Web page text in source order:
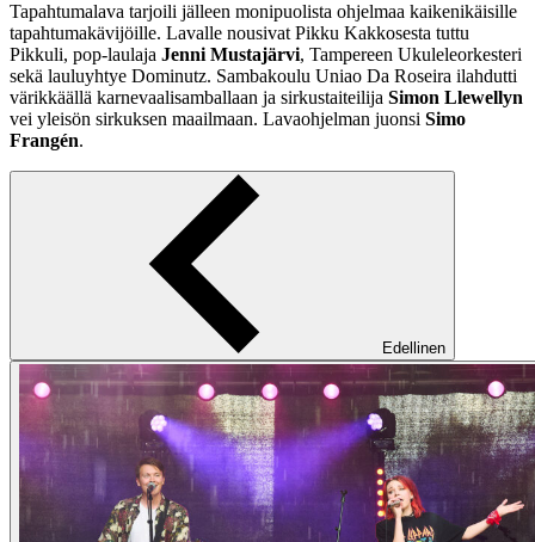
Tapahtumalava tarjoili jälleen monipuolista ohjelmaa kaikenikäisille
tapahtumakävijöille. Lavalle nousivat Pikku Kakkosesta tuttu
Pikkuli, pop-laulaja Jenni Mustajärvi, Tampereen Ukuleleorkesteri
sekä lauluyhtye Dominutz. Sambakoulu Uniao Da Roseira ilahdutti
värikkäällä karnevaalisamballaan ja sirkustaiteilija Simon Llewellyn
vei yleisön sirkuksen maailmaan. Lavaohjelman juonsi Simo
Frangén.
Edellinen